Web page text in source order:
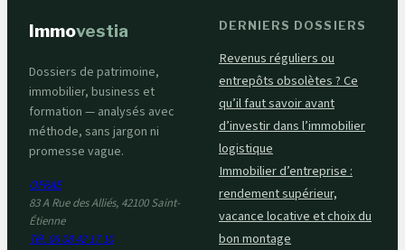
Immovestia
Dossiers de patrimoine,
immobilier, business et
formation — analysés avec
méthode, sans jargon ni
promesse vague.
OFRAE
83 A Rue des Alliés, 42100 Saint-
Étienne
Tél. 06 08 42 17 10
DERNIERS DOSSIERS
Revenus réguliers ou
entrepôts obsolètes ? Ce
qu’il faut savoir avant
d’investir dans l’immobilier
logistique
Immobilier d’entreprise :
rendement supérieur,
vacance locative et choix du
bon montage